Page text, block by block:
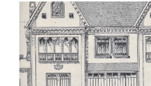
Municipio 1926